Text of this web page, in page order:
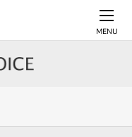
MENU